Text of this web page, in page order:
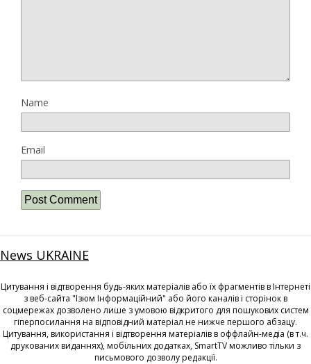
Name
Email
News UKRAINE
Цитування і відтворення будь-яких матеріалів або їх фрагментів в Інтернеті
з веб-сайта "Ізюм Інформаційний" або його каналів і сторінок в
соцмережах дозволено лише з умовою відкритого для пошукових систем
гіперпосилання на відповідний матеріал не нижче першого абзацу.
Цитування, використання і відтворення матеріалів в оффлайн-медіа (в т.ч.
друкованих виданнях), мобільних додатках, SmartTV можливо тільки з
письмового дозволу редакції.